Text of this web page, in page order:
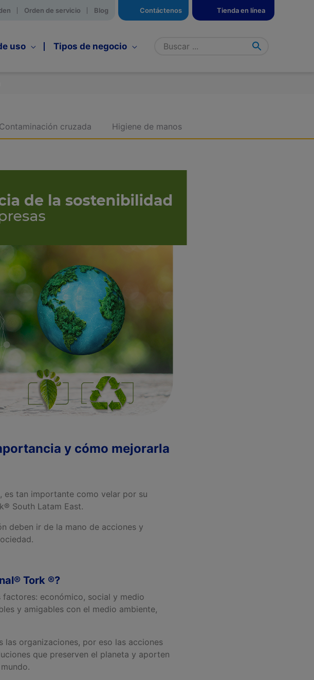
Orden de servicio Blog Contáctenos Tienda en línea
uso Tipos de negocio
Contaminación cruzada Higiene de manos
y cómo mejorarla
es tan importante como velar por su
South Latam East.
deben ir de la mano de acciones y
Tork ®?
económico, social y medio
y amigables con el medio ambiente,
organizaciones, por eso las acciones
que preserven el planeta y aporten